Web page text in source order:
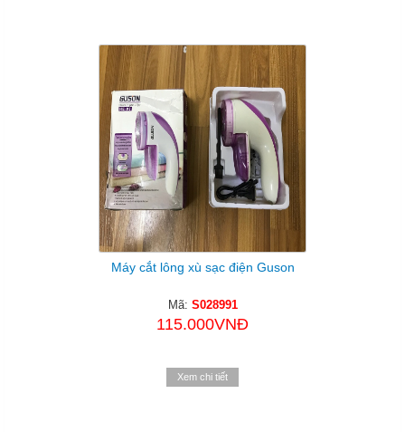
Máy cắt lông xù sạc điện Guson
Mã: S028991
115.000VNĐ
Xem chi tiết